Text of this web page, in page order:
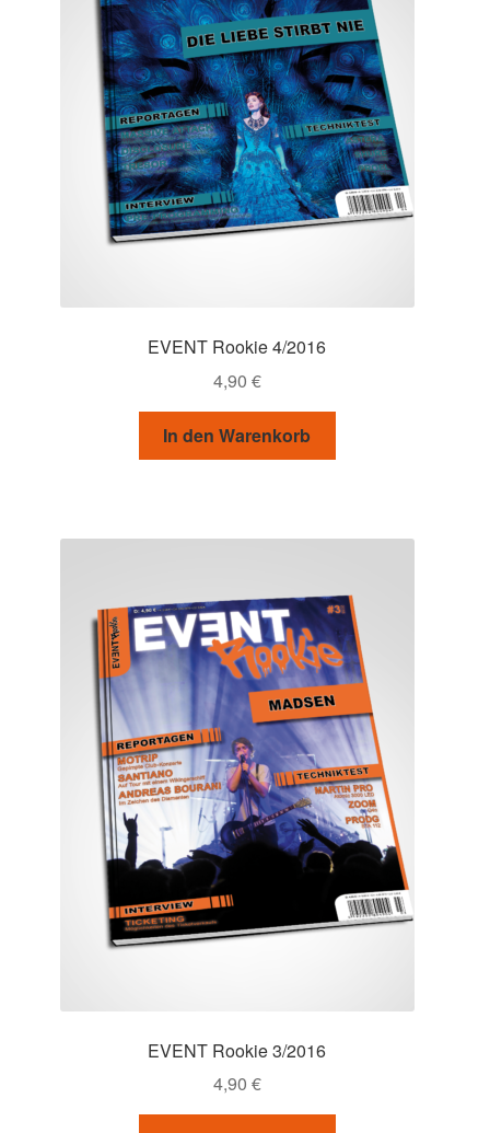
EVENT Rookie 4/2016
4,90 €
In den Warenkorb
EVENT Rookie 3/2016
4,90 €